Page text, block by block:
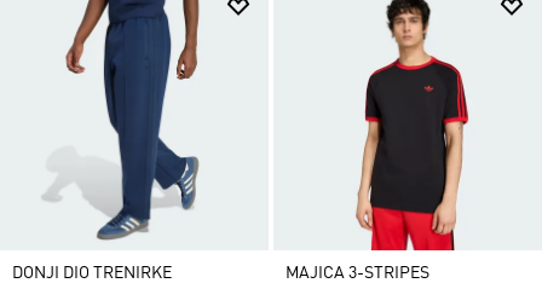
DONJI DIO TRENIRKE
MAJICA 3-STRIPES